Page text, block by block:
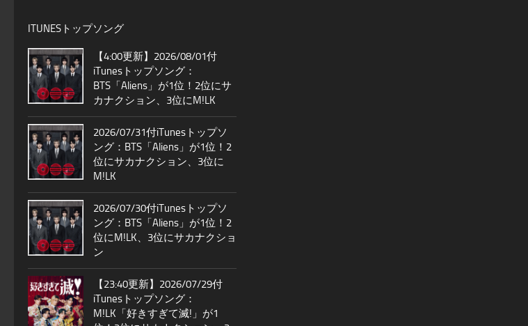
ITUNESトップソング
【4:00更新】2026/08/01付
iTunesトップソング：
BTS「Aliens」が1位！2位にサ
カナクション、3位にM!LK
2026/07/31付iTunesトップソ
ング：BTS「Aliens」が1位！2
位にサカナクション、3位に
M!LK
2026/07/30付iTunesトップソ
ング：BTS「Aliens」が1位！2
位にM!LK、3位にサカナクショ
ン
【23:40更新】2026/07/29付
iTunesトップソング：
M!LK「好きすぎて滅!」が1